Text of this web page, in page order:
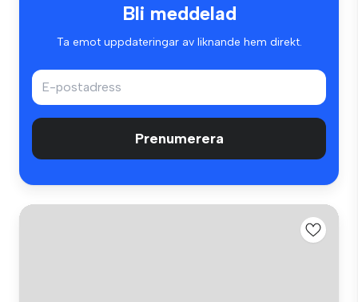
Bli meddelad
Ta emot uppdateringar av liknande hem direkt.
Prenumerera